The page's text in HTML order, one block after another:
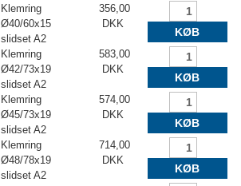
Klemring
Ø40/60x15
slidset A2
356,00
DKK
KØB
Klemring
Ø42/73x19
slidset A2
583,00
DKK
KØB
Klemring
Ø45/73x19
slidset A2
574,00
DKK
KØB
Klemring
Ø48/78x19
slidset A2
714,00
DKK
KØB